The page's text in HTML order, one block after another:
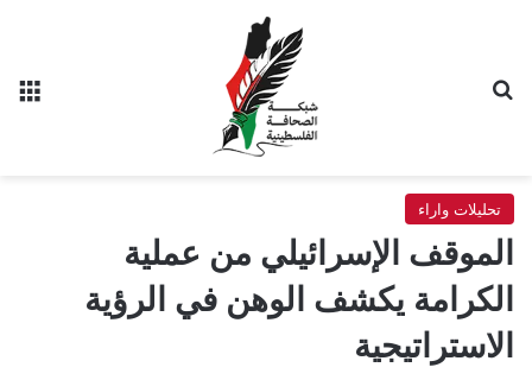
تحليلات واراء
الموقف الإسرائيلي من عملية
الكرامة يكشف الوهن في الرؤية
الاستراتيجية